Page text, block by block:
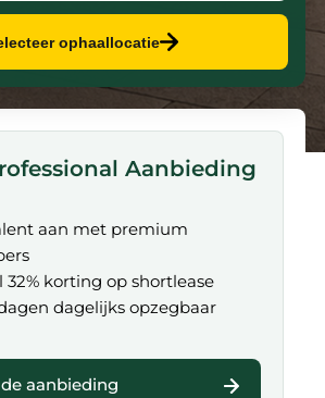
ophaallocatie
Aanbieding
aan met premium
32% korting op shortlease
dagelijks opzegbaar
aanbieding